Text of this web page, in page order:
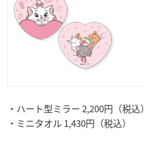
・ハート型ミラー 2,200円（税込）
・ミニタオル 1,430円（税込）